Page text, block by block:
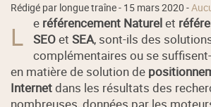
Rédigé par longue traîne - 15 mars 2020 -
L e référencement Naturelet
SEOetSEA, sont-ils des
complémentaires ou se
en matière de solution de
Internetdans les résultats des
nombreuses, données par les